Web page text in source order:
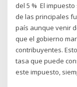
del 5 % El
de las principales
país aunque venir
que el gobierno
contribuyentes.
tasa que puede
este impuesto,